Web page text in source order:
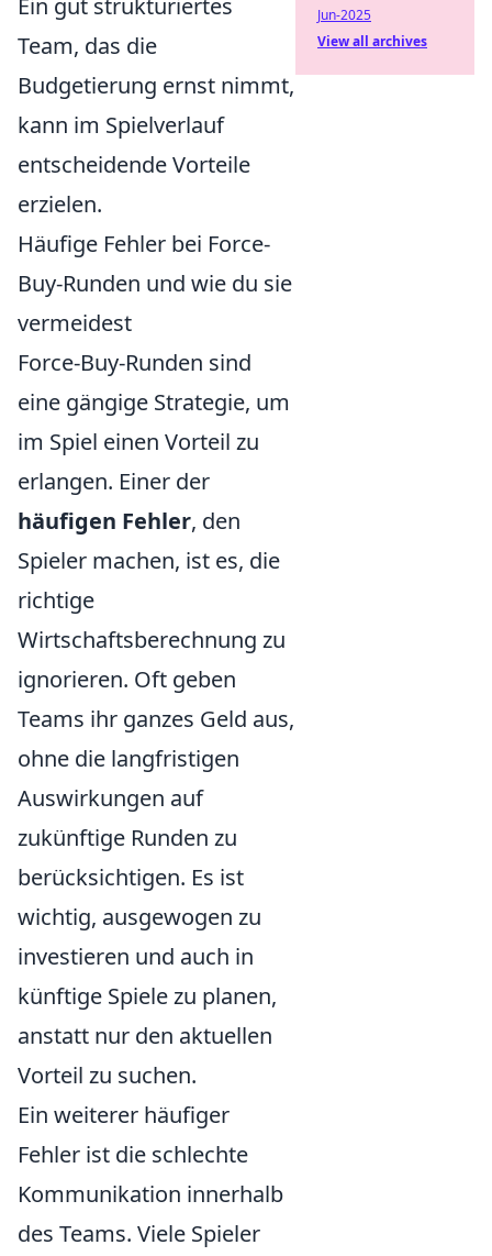
Ein gut strukturiertes
Team, das die
Budgetierung ernst nimmt,
kann im Spielverlauf
entscheidende Vorteile
erzielen.
Häufige Fehler bei Force-
Buy-Runden und wie du sie
vermeidest
Force-Buy-Runden sind
eine gängige Strategie, um
im Spiel einen Vorteil zu
erlangen. Einer der
häufigen Fehler, den
Spieler machen, ist es, die
richtige
Wirtschaftsberechnung zu
ignorieren. Oft geben
Teams ihr ganzes Geld aus,
ohne die langfristigen
Auswirkungen auf
zukünftige Runden zu
berücksichtigen. Es ist
wichtig, ausgewogen zu
investieren und auch in
künftige Spiele zu planen,
anstatt nur den aktuellen
Vorteil zu suchen.
Ein weiterer häufiger
Fehler ist die schlechte
Kommunikation innerhalb
des Teams. Viele Spieler
Jun-2025
View all archives